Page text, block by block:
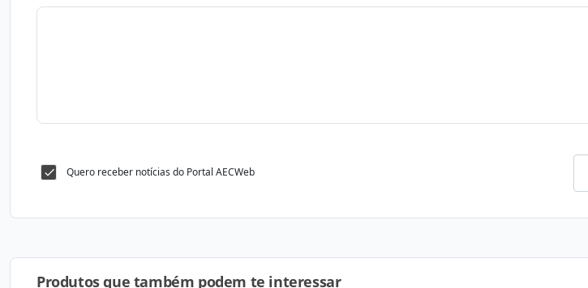
Quero receber notícias do Portal AECWeb
Produtos que também podem te interessar